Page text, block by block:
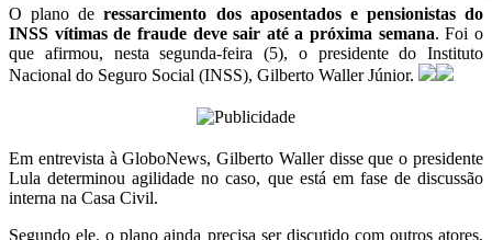
O plano deressarcimento dos aposentados e pensionistas do
INSS vítimas de fraude deve sair até a próxima semana. Foi o
que afirmou, nesta segunda-feira (5), o presidente do Instituto
Nacional do Seguro Social (INSS), Gilberto Waller Júnior.
Em entrevista à GloboNews, Gilberto Waller disse que o presidente
Lula determinou agilidade no caso, que está em fase de discussão
interna na Casa Civil.
Segundo ele, o plano ainda precisa ser discutido com outros atores,